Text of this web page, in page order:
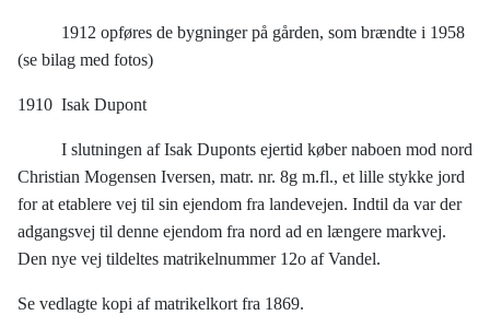
1912 opføres de bygninger på gården, som brændte i 1958
(se bilag med fotos)
1910 Isak Dupont
I slutningen af Isak Duponts ejertid køber naboen mod nord
Christian Mogensen Iversen, matr. nr. 8g m.fl., et lille stykke jord
for at etablere vej til sin ejendom fra landevejen. Indtil da var der
adgangsvej til denne ejendom fra nord ad en længere markvej.
Den nye vej tildeltes matrikelnummer 12o af Vandel.
Se vedlagte kopi af matrikelkort fra 1869.